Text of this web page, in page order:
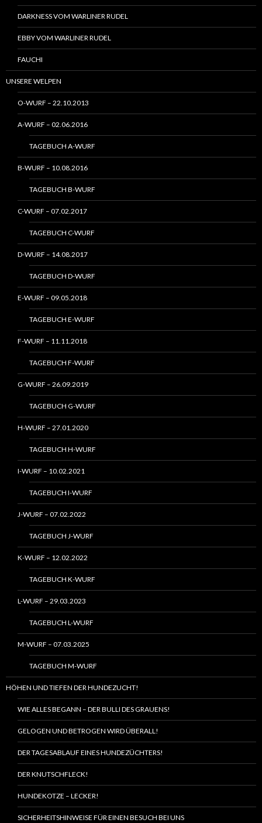
DARKNESS VOM WARLINER RUDEL
EBBY VOM WARLINER RUDEL
FAUCHI
UNSERE WELPEN
O-WURF – 22.10.2013
A-WURF – 02.06.2016
TAGEBUCH A-WURF
B-WURF – 10.08.2016
TAGEBUCH B-WURF
C-WURF – 07.02.2017
TAGEBUCH C-WURF
D-WURF – 14.08.2017
TAGEBUCH D-WURF
E-WURF – 09.05.2018
TAGEBUCH E-WURF
F-WURF – 11.11.2018
TAGEBUCH F-WURF
G-WURF – 26.09.2019
TAGEBUCH G-WURF
H-WURF – 27.01.2020
TAGEBUCH H-WURF
I-WURF – 10.02.2021
TAGEBUCH I-WURF
J-WURF – 07.02.2022
TAGEBUCH J-WURF
K-WURF – 12.02.2022
TAGEBUCH K-WURF
L-WURF – 29.03.2023
TAGEBUCH L-WURF
M-WURF – 07.03.2025
TAGEBUCH M-WURF
HÖHEN UND TIEFEN DER HUNDEZUCHT!
WIE ALLES BEGANN – DER BULLI DES GRAUENS!
GELOGEN UND BETROGEN WIRD ÜBERALL!
DER TAGESABLAUF EINES HUNDEZÜCHTERS!
DER KNUTSCHFLECK!
HUNDEKOTZE – LECKER!
SICHERHEITSHINWEISE FÜR EINEN BESUCH BEI UNS